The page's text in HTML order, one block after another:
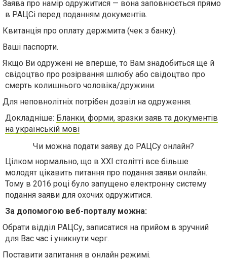
Заява про намір одружитися — вона заповнюється прямо
в РАЦСі перед поданням документів.
Квитанція про оплату держмита (чек з банку).
Ваші паспорти.
Якщо Ви одружені не вперше, то Вам знадобиться ще й
свідоцтво про розірвання шлюбу або свідоцтво про
смерть колишнього чоловіка/дружини.
Для неповнолітніх потрібен дозвіл на одруження.
Докладніше: Бланки, форми, зразки заяв та документів
на українській мові
Чи можна подати заяву до РАЦСу онлайн?
Цілком нормально, що в ХХI столітті все більше
молодят цікавить питання про подання заяви онлайн.
Тому в 2016 році було запущено електронну систему
подання заяви для охочих одружитися.
За допомогою веб-порталу можна:
Обрати відділ РАЦСу, записатися на прийом в зручний
для Вас час і уникнути черг.
Поставити запитання в онлайн режимі.